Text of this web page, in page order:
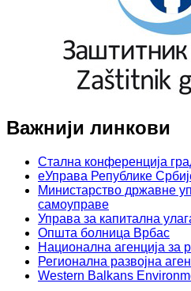
Важнији линкови
Стална конференција
еУправа Републике
Министарство државне
самоуправе
Управа за капитална
Општа болница Врбас
Национална агенција за
Регионална развојна
Western Balkans